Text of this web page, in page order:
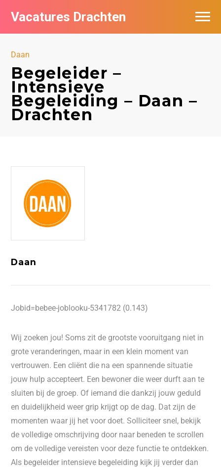
Vacatures Drachten
Daan
Begeleider –
Intensieve
Begeleiding – Daan –
Drachten
Daan
Jobid=bebee-joblooku-5341782 (0.143)
Wij zoeken jou! Soms zit de grootste vooruitgang niet in
grote veranderingen, maar in een klein moment van
vertrouwen. Een cliënt die na een spannende situatie
jouw hulp accepteert. Een bewoner die weer durft aan te
sluiten bij de groep. Of iemand die dankzij jouw geduld
en duidelijkheid weer grip krijgt op de dag. Dat zijn de
momenten waar jij het voor doet. Solliciteer snel, bekijk
de volledige omschrijving door naar beneden te scrollen
om de volledige vereisten voor deze functie te ontdekken.
Als begeleider intensieve begeleiding kijk jij verder dan
Vacatures per bedrijf in Drachten
Nieuwsbrief feed